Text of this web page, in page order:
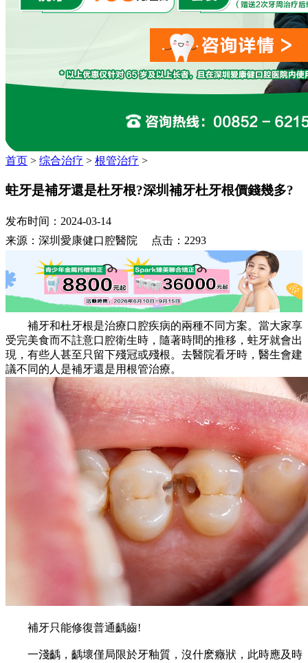
首页 > 综合治疗 > 根管治疗 >
蛀牙是補牙還是杜牙根?深圳補牙杜牙根價錢幾多?
发布时间：2024-03-14
来源：深圳愛康健口腔醫院 点击：2293
補牙和杜牙根是治療口腔疾病的兩種不同方案。當大家享
受完美食而不註意口腔衛生時，隨著時間的推移，蛀牙就會出
現，有些人甚至只留下殘冠或殘根。去醫院看牙時，醫生會建
議不同的人是補牙還是用根管治療。
補牙只能修復普通齲齒!
一淺齲，齲壞僅局限於牙釉質，沒什麽癥狀，此時應及時